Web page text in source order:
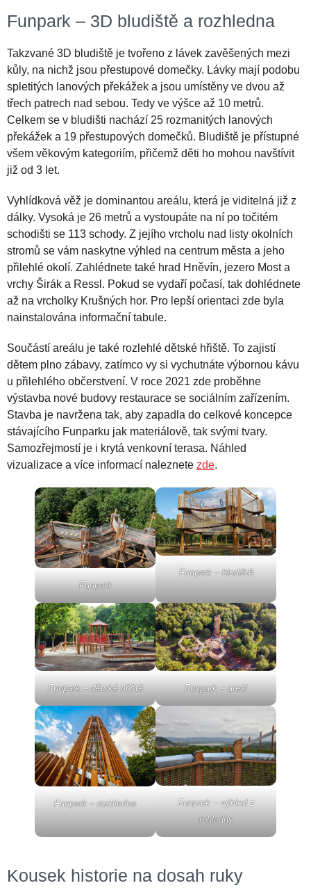
Funpark – 3D bludiště a rozhledna
Takzvané 3D bludiště je tvořeno z lávek zavěšených mezi
kůly, na nichž jsou přestupové domečky. Lávky mají podobu
spletitých lanových překážek a jsou umístěny ve dvou až
třech patrech nad sebou. Tedy ve výšce až 10 metrů.
Celkem se v bludišti nachází 25 rozmanitých lanových
překážek a 19 přestupových domečků. Bludiště je přístupné
všem věkovým kategoriím, přičemž děti ho mohou navštívit
již od 3 let.
Vyhlídková věž je dominantou areálu, která je viditelná již z
dálky. Vysoká je 26 metrů a vystoupáte na ní po točitém
schodišti se 113 schody. Z jejího vrcholu nad listy okolních
stromů se vám naskytne výhled na centrum města a jeho
přilehlé okolí. Zahlédnete také hrad Hněvín, jezero Most a
vrchy Širák a Ressl. Pokud se vydaří počasí, tak dohlédnete
až na vrcholky Krušných hor. Pro lepší orientaci zde byla
nainstalována informační tabule.
Součástí areálu je také rozlehlé dětské hřiště. To zajistí
dětem plno zábavy, zatímco vy si vychutnáte výbornou kávu
u přilehlého občerstvení. V roce 2021 zde proběhne
výstavba nové budovy restaurace se sociálním zařízením.
Stavba je navržena tak, aby zapadla do celkové koncepce
stávajícího Funparku jak materiálově, tak svými tvary.
Samozřejmostí je i krytá venkovní terasa. Náhled
vizualizace a více informací naleznete zde.
Funpark
Funpark – bludiště
Funpark – dětské hřiště Funpark – areál
Funpark – rozhledna
Funpark – výhled z
rohledny
Kousek historie na dosah ruky